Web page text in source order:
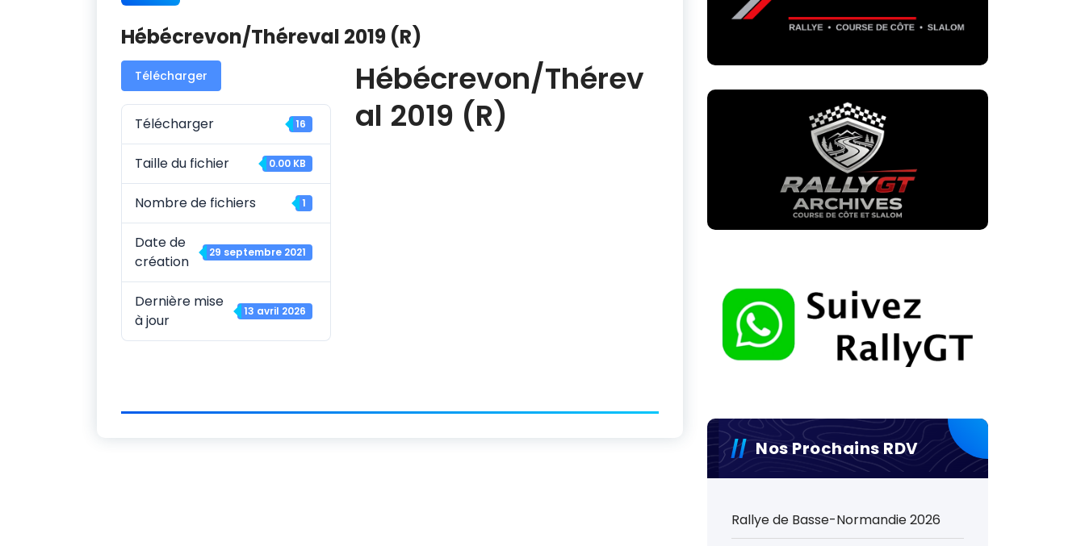
Hébécrevon/Théreval 2019 (R)
Télécharger
Télécharger 16
Taille du fichier 0.00 KB
Nombre de fichiers 1
Date de
création
29 septembre 2021
Dernière mise
à jour
13 avril 2026
Hébécrevon/Thérev
al 2019 (R)
Nos Prochains RDV
Rallye de Basse-Normandie 2026